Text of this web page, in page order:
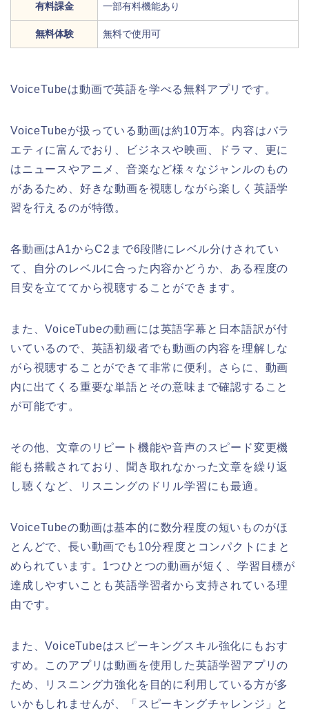
有料課金 一部有料機能あり
無料体験 無料で使用可
VoiceTubeは動画で英語を学べる無料アプリです。
VoiceTubeが扱っている動画は約10万本。内容はバラ
エティに富んでおり、ビジネスや映画、ドラマ、更に
はニュースやアニメ、音楽など様々なジャンルのもの
があるため、好きな動画を視聴しながら楽しく英語学
習を行えるのが特徴。
各動画はA1からC2まで6段階にレベル分けされてい
て、自分のレベルに合った内容かどうか、ある程度の
目安を立ててから視聴することができます。
また、VoiceTubeの動画には英語字幕と日本語訳が付
いているので、英語初級者でも動画の内容を理解しな
がら視聴することができて非常に便利。さらに、動画
内に出てくる重要な単語とその意味まで確認すること
が可能です。
その他、文章のリピート機能や音声のスピード変更機
能も搭載されており、聞き取れなかった文章を繰り返
し聴くなど、リスニングのドリル学習にも最適。
VoiceTubeの動画は基本的に数分程度の短いものがほ
とんどで、長い動画でも10分程度とコンパクトにまと
められています。1つひとつの動画が短く、学習目標が
達成しやすいことも英語学習者から支持されている理
由です。
また、VoiceTubeはスピーキングスキル強化にもおす
すめ。このアプリは動画を使用した英語学習アプリの
ため、リスニング力強化を目的に利用している方が多
いかもしれませんが、「スピーキングチャレンジ」と